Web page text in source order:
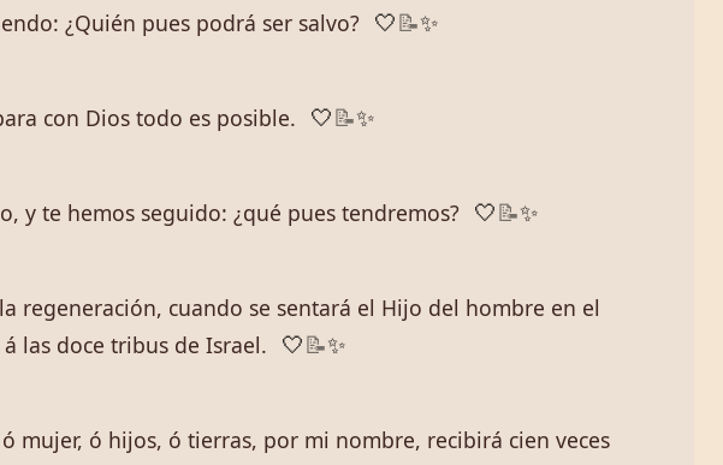
¿Quién pues podrá ser salvo? 🤍 📝✨
con Dios todo es posible. 🤍 📝✨
y te hemos seguido: ¿qué pues tendremos? 🤍 📝✨
regeneración, cuando se sentará el Hijo del hombre en el
las doce tribus de Israel.
🤍 📝✨
mujer, ó hijos, ó tierras, por mi nombre, recibirá cien veces